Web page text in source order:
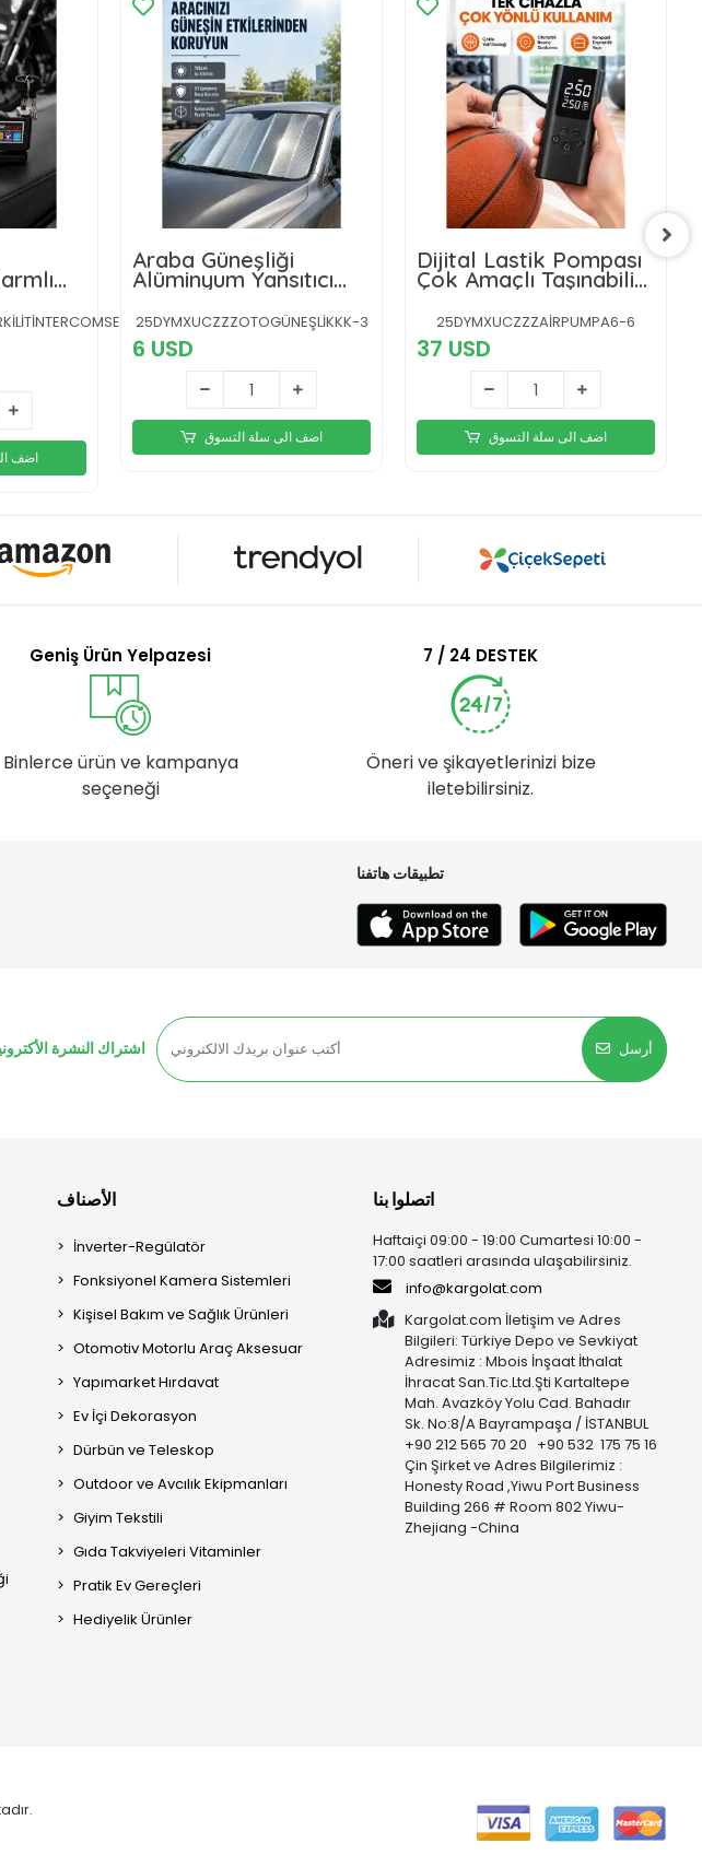
اضف
Araba Güneşliği
Alüminyum Yansıtıcı
Yüzeyle Etkili Isı
Koruması
25DYMXUCZZZOTOGÜNEŞLİKKK-3
6 USD
اضف الى سلة التسوق
Dijital Lastik Pompası
Çok Amaçlı Taşınabilir
Kompresör
25DYMXUCZZZAİRPUMPA6-6
37 USD
اضف الى سلة التسوق
Geniş Ürün Yelpazesi
Binlerce ürün ve kampanya
seçeneği
7 / 24 DESTEK
Öneri ve şikayetlerinizi bize
iletebilirsiniz.
تطبيقات هاتفنا
اشتراك النشرة
أرسل
الأصناف
İnverter-Regülatör
Fonksiyonel Kamera Sistemleri
Kişisel Bakım ve Sağlık Ürünleri
Otomotiv Motorlu Araç Aksesuar
Yapımarket Hırdavat
Ev İçi Dekorasyon
Dürbün ve Teleskop
Outdoor ve Avcılık Ekipmanları
Giyim Tekstili
Gıda Takviyeleri Vitaminler
Pratik Ev Gereçleri
Hediyelik Ürünler
اتصلوا بنا
Haftaiçi 09:00 - 19:00 Cumartesi 10:00 -
17:00 saatleri arasında ulaşabilirsiniz.
info@kargolat.com
Kargolat.com İletişim ve Adres
Bilgileri: Türkiye Depo ve Sevkiyat
Adresimiz : Mbois İnşaat İthalat
İhracat San.Tic.Ltd.Şti Kartaltepe
Mah. Avazköy Yolu Cad. Bahadır
Sk. No:8/A Bayrampaşa / İSTANBUL
+90 212 565 70 20 +90 532 175 75 16
Çin Şirket ve Adres Bilgilerimiz :
Honesty Road ,Yiwu Port Business
Building 266 # Room 802 Yiwu-
Zhejiang -China